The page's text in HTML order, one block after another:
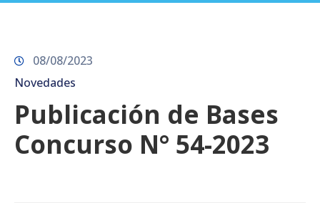
08/08/2023
Novedades
Publicación de Bases
Concurso N° 54-2023